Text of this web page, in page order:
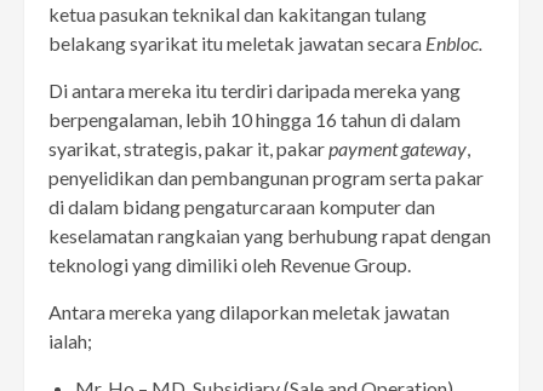
ketua pasukan teknikal dan kakitangan tulang
belakang syarikat itu meletak jawatan secara Enbloc.
Di antara mereka itu terdiri daripada mereka yang
berpengalaman, lebih 10 hingga 16 tahun di dalam
syarikat, strategis, pakar it, pakar payment gateway
penyelidikan dan pembangunan program serta pakar
di dalam bidang pengaturcaraan komputer dan
keselamatan rangkaian yang berhubung rapat dengan
teknologi yang dimiliki oleh Revenue Group.
Antara mereka yang dilaporkan meletak jawatan
ialah;